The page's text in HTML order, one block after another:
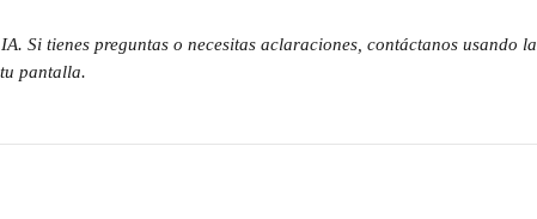
Si tienes preguntas o necesitas aclaraciones, contáctanos usando la
pantalla.